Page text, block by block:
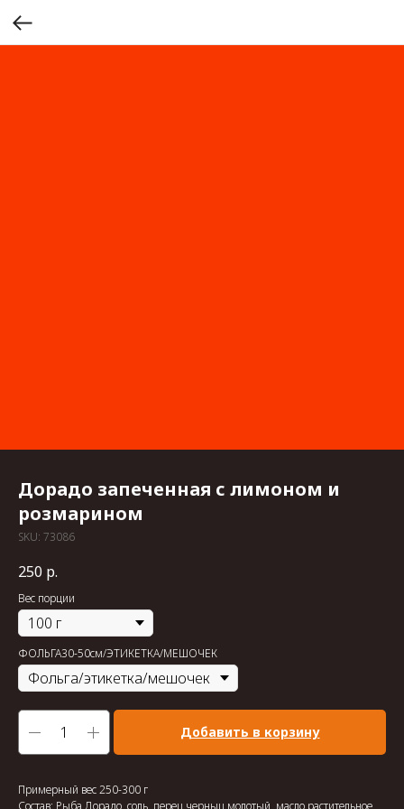
Дорадо запеченная с лимоном и
розмарином
SKU: 73086
250 р.
Вес порции
ФОЛЬГА30-50см/ЭТИКЕТКА/МЕШОЧЕК
Добавить в корзину
Примерный вес 250-300 г